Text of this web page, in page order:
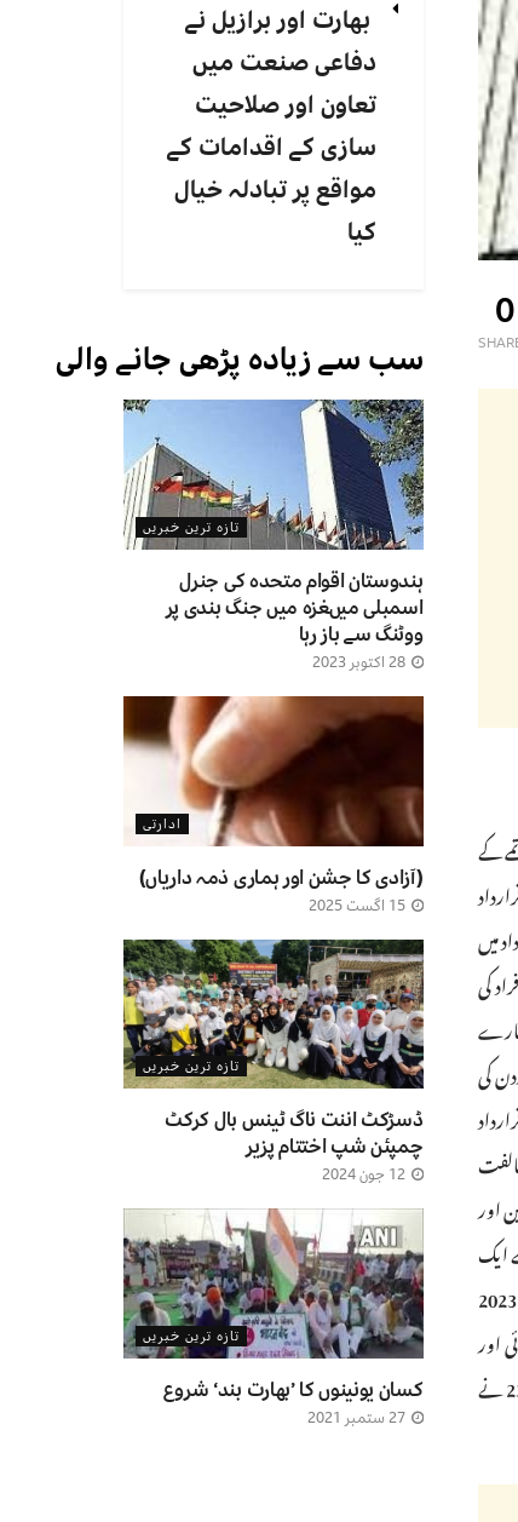
0
کے
میں
حماس کے اچانک حملوں میں 1400 سے زائد افراد کی
اردن کی
تھی، جس کے حق میں 120 ممالک نے ووٹ دیا، جبکہ 14 نے مخالفت
اور
ایک
بدتر کوتاہی قرار دیا۔کینیڈا کی طرف سے تجویز کردہ ترمیم میں قرارداد میں ایک پیراگراف داخل کرنے کا مطالبہ کیا گیا ہے جس میں کہا گیا ”جنرل اسمبلی 7 اکتوبر 2023
اور
سیکورٹی کا مطالبہ کرتی ہے۔“ہندوستان نے 87 دیگر ممالک کے ساتھ ترمیم کے حق میں ووٹ دیا، جبکہ 55 رکن ممالک نے اس کے خلاف ووٹ دیا اور 23 نے
بھارت اور برازیل نے
دفاعی صنعت میں
تعاون اور صلاحیت
سازی کے اقدامات کے
مواقع پر تبادلہ خیال
کیا
سب سے زیادہ پڑھی جانے والی
تازہ ترین خبریں
ہندوستان اقوام متحدہ کی جنرل
اسمبلی میںغزہ میں جنگ بندی پر
ووٹنگ سے باز رہا
28 اکتوبر 2023
ادارتی
(آزادی کا جشن اور ہماری ذمہ داریاں)
15 اگست 2025
تازہ ترین خبریں
ڈسڑکٹ اننت ناگ ٹینس بال کرکٹ
چمپئن شپ اختتام پزیر
12 جون 2024
تازہ ترین خبریں
کسان یونینوں کا ’بھارت بند‘ شروع
27 ستمبر 2021